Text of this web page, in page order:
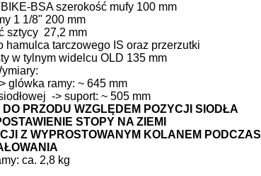
BSA szerokość mufy 100 mm
1 1/8" 200 mm
sztycy 27,2 mm
tarczowego IS oraz przerzutki
w tylnym widelcu OLD 135 mm
glówka ramy: ~ 645 mm
-> suport: ~ 505 mm
PRZODU WZGLĘDEM POZYCJI SIODŁA
STOPY NA ZIEMI
Z WYPROSTOWANYM KOLANEM PODCZAS
ca. 2,8 kg